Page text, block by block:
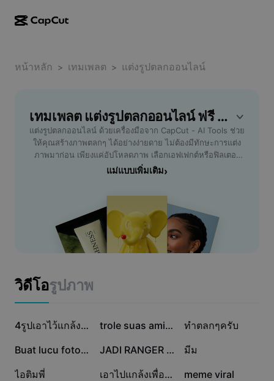
CapCut บนเดสก์ท็อป
CapCut Pad
CapCut บนมือถือ
สตูดิโอวิดีโอ
ตัวสร้างวิดีโอ AI
Dreamina Seedance 2.5
Nano Banana Pro
คำบรรยายอัตโนมัติ
เครื่องมือสร้างและแก้ไขวิดีโอ
เครื่องมือสร้างและแก้ไขรูปภาพ
เครื่องมือสร้างและแก้ไขเสียงพูด
กรณีการใช้งาน
การตลาด
แม่แบบโซเชียลมีเดีย
อื่นๆ
แม่แบบเอฟเฟกต์
แม่แบบธุรกิจ
แม่แบบอุตสาหกรรม
แม่แบบรีแคป
โครงการริเริ่ม
พันธมิตร
โปรแกรมพันธมิตรเพื่อการสร้างสรรค์
โปรแกรม CapCut Creative Campus
ศูนย์ความเชื่อถือ
ศูนย์ช่วยเหลือ
ห้องข่าว
หน้าหลัก > เทมเพลต > แต่งรูปตลกออนไลน์
เทมเพลต แต่งรูปตลกออนไลน์ ฟรี โดย CapCut
แต่งรูปตลกออนไลน์ ด้วยเครื่องมือจาก CapCut - AI Tools ช่วย
ให้คุณสร้างภาพตลกๆ ได้อย่างง่ายดาย ไม่ต้องมีทักษะการแต่ง
ภาพมาก่อน เพียงแค่อัปโหลดภาพ เลือกเอฟเฟกต์หรือฟิลเตอร์
ตลก และปรับแต่งรายละเอียดต่างๆ ได้ตามใจ เหมาะสำหรับผู้ที่
ทันที ไม่ต้องติดตั้งแอป หมดห่วงเรื่องความปลอดภัยและความยุ่ง
ยาก ด้วยอินเตอร์เฟซที่ใช้งานง่าย รองรับภาษาไทยเต็มรูปแบบ
เลือกรูปสติกเกอร์ ข้อความ และเอฟเฟกต์เสียงขำขัน เพื่อทำให้
ภาพของคุณโดดเด่นและเรียกเสียงหัวเราะได้ทุกโอกาส ลองใช้
แต่งรูปตลกออนไลน์กับ CapCut วันนี้เพื่อสร้างสรรค์ความ
แม่แบบเพิ่มเติม›
วิดีโอรูปภาพ
709.7K 4รูปเอาไว้แกล้งเพื่อ 597.6K trole suas amigas 386.9K
ทำตลกๆครับ
202K Buat lucu foto kamu 191.8K JADI RANGER MERAH 146.4K
มีม
143.1K
ไอติมพี่ 135.4K เอาไปแกล้งเพื่อน5555 112.1K
meme viral